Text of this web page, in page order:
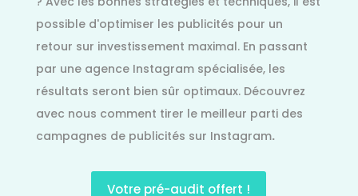
possible d'optimiser les publicités pour un
retour sur investissement maximal. En passant
par une agence Instagram spécialisée, les
résultats seront bien sûr optimaux. Découvrez
avec nous comment tirer le meilleur parti des
campagnes de publicités sur Instagram.
Votre pré-audit offert !